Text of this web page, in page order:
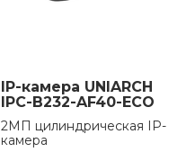
IP-камера UNIARCH
IPC-B232-AF40-ECO
2МП цилиндрическая IP-
камера